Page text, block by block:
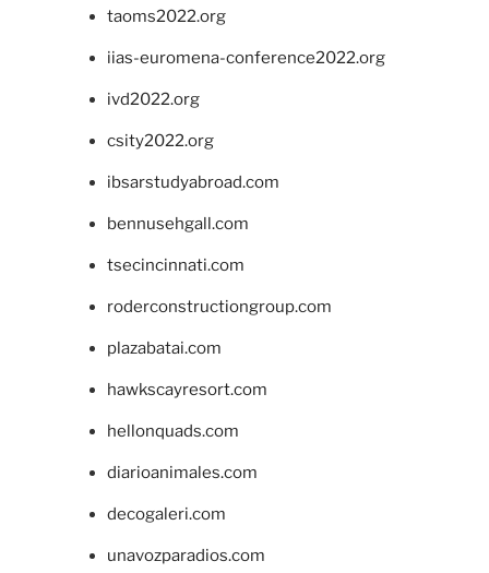
taoms2022.org
iias-euromena-conference2022.org
ivd2022.org
csity2022.org
ibsarstudyabroad.com
bennusehgall.com
tsecincinnati.com
roderconstructiongroup.com
plazabatai.com
hawkscayresort.com
hellonquads.com
diarioanimales.com
decogaleri.com
unavozparadios.com